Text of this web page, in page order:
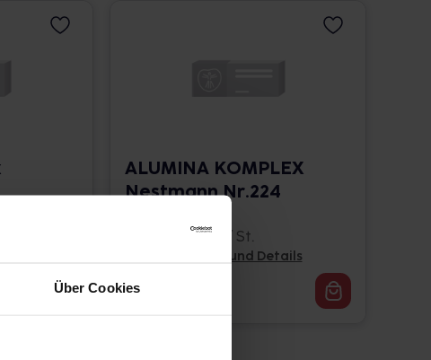
Über Cookies
ALUMINA KOMPLEX
Nestmann Nr.224
120 St. • 0,14 € / St.
Pflichtangaben und Details
16,77